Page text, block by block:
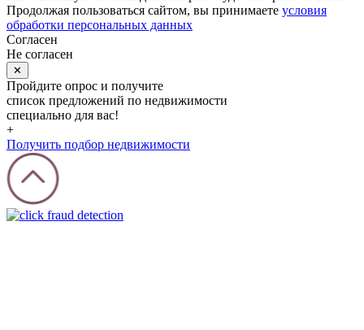
Продолжая пользоваться сайтом, вы принимаете условия
обработки персональных данных
Согласен
Не согласен
✕
Пройдите опрос и получите
список предложений по недвижимости
специально для вас!
+
Получить подбор недвижимости